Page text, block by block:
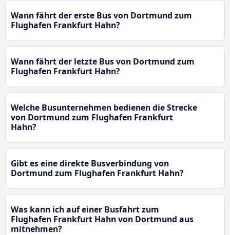
Wann fährt der erste Bus von Dortmund zum
Flughafen Frankfurt Hahn?
Wann fährt der letzte Bus von Dortmund zum
Flughafen Frankfurt Hahn?
Welche Busunternehmen bedienen die Strecke
von Dortmund zum Flughafen Frankfurt
Hahn?
Gibt es eine direkte Busverbindung von
Dortmund zum Flughafen Frankfurt Hahn?
Was kann ich auf einer Busfahrt zum
Flughafen Frankfurt Hahn von Dortmund aus
mitnehmen?